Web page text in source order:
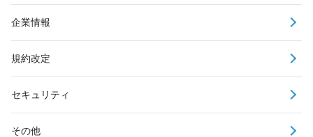
企業情報
規約改定
セキュリティ
その他